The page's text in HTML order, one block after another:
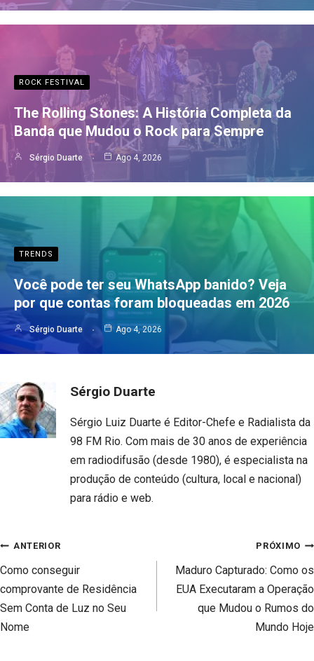
ROCK FESTIVAL
The Rolling Stones: A História Completa da
Banda que Mudou o Rock para Sempre
Sérgio Duarte Ago 4, 2026
TRENDS
Você pode ter seu WhatsApp banido? Veja
por que contas foram bloqueadas em 2026
Sérgio Duarte Ago 4, 2026
Sérgio Duarte
Sérgio Luiz Duarte é Editor-Chefe e Radialista da
98 FM Rio. Com mais de 30 anos de experiência
em radiodifusão (desde 1980), é especialista na
produção de conteúdo (cultura, local e nacional)
para rádio e web.
Navegação
de
Post
ANTERIOR
Como conseguir
comprovante de Residência
Sem Conta de Luz no Seu
Nome
PRÓXIMO
Maduro Capturado: Como os
EUA Executaram a Operação
que Mudou o Rumos do
Mundo Hoje